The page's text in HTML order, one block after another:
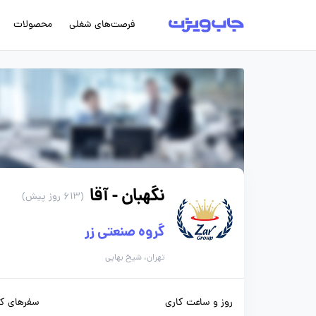
فرصت‌های شغلی محصولات
نگهبان - آقا (613 روز پیش)
گروه صنعتی زر
تهران، شیخ بهایی
روز و ساعت کاری سفرهای